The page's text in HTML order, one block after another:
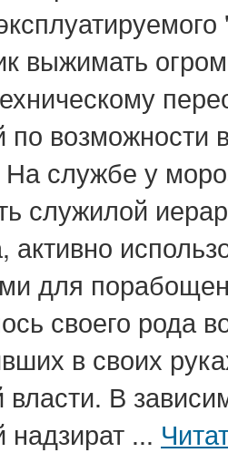
выжимать
по возможности
службе у
служилой
активно
для
своего рода
в своих
власти. В
надзират ...